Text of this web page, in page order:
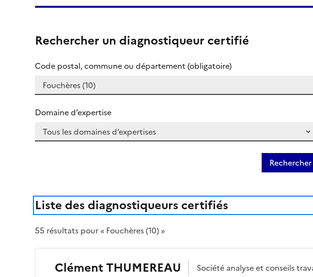
Rechercher un diagnostiqueur certifié
Code postal, commune ou département (obligatoire)
Domaine d’expertise
Liste des diagnostiqueurs certifiés
55 résultats pour « Fouchères (10) »
ClémentTHUMEREAU Société analyse et conseils